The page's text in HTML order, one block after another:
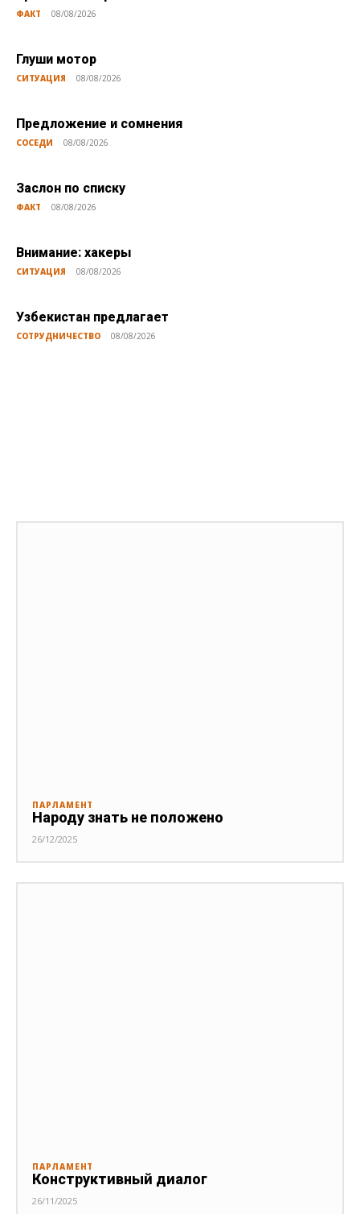
ФАКТ 08/08/2026
Глуши мотор
СИТУАЦИЯ 08/08/2026
Предложение и сомнения
СОСЕДИ 08/08/2026
Заслон по списку
ФАКТ 08/08/2026
Внимание: хакеры
СИТУАЦИЯ 08/08/2026
Узбекистан предлагает
СОТРУДНИЧЕСТВО 08/08/2026
ПАРЛАМЕНТ
Народу знать не положено
26/12/2025
ПАРЛАМЕНТ
Конструктивный диалог
26/11/2025